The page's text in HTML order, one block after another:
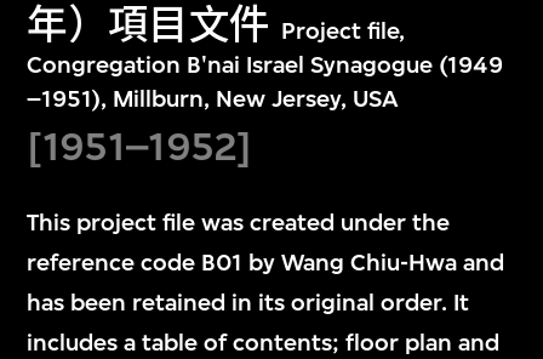
年）項目文件 Project file,
Congregation B'nai Israel Synagogue (1949
–1951), Millburn, New Jersey, USA
[1951–1952]
This project file was created under the
reference code B01 by Wang Chiu-Hwa and
has been retained in its original order. It
includes a table of contents; floor plan and